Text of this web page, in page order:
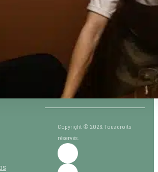
avec Laurent Cherchi à Lafabic :
Copyright © 2026. Tous droits
réservés.